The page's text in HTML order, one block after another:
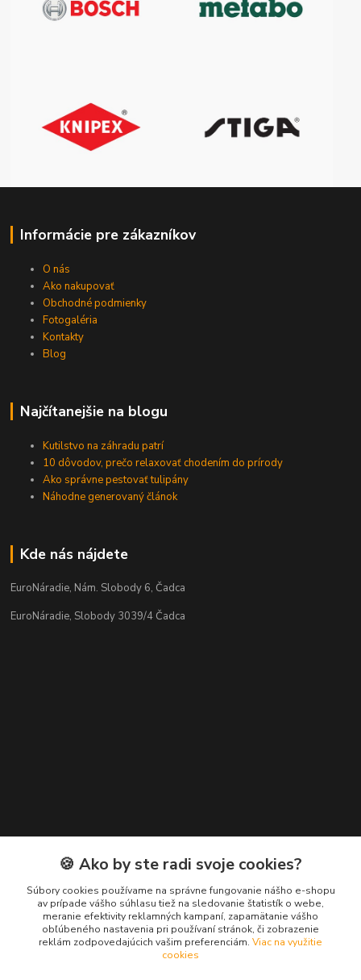
Informácie pre zákazníkov
O nás
Ako nakupovať
Obchodné podmienky
Fotogaléria
Kontakty
Blog
Najčítanejšie na blogu
Kutilstvo na záhradu patrí
10 dôvodov, prečo relaxovať chodením do prírody
Ako správne pestovať tulipány
Náhodne generovaný článok
Kde nás nájdete
EuroNáradie, Nám. Slobody 6, Čadca
EuroNáradie, Slobody 3039/4 Čadca
Kontakty
Zákaznícka podpora EuroNáradie
+421 911 629 846
(Po-Pia, 8-16 hod.)
info@euronaradie.sk
🍪 Ako by ste radi svoje cookies?
Súbory cookies používame na správne fungovanie nášho e-shopu
av prípade vášho súhlasu tiež na sledovanie štatistík o webe,
meranie efektivity reklamných kampaní, zapamätanie vášho
obľúbeného nastavenia pri používaní stránok, či zobrazenie
reklám zodpovedajúcich vašim preferenciám. Viac na využitie
cookies